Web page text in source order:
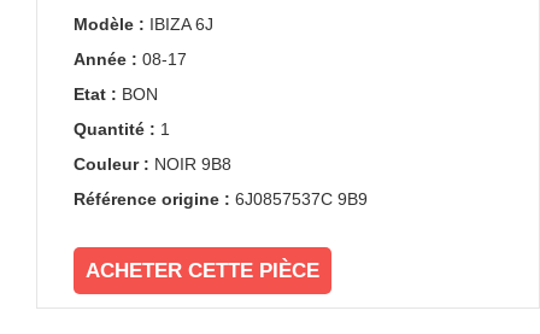
Modèle : IBIZA 6J
Année : 08-17
Etat : BON
Quantité : 1
Couleur : NOIR 9B8
Référence origine : 6J0857537C 9B9
ACHETER CETTE PIÈCE